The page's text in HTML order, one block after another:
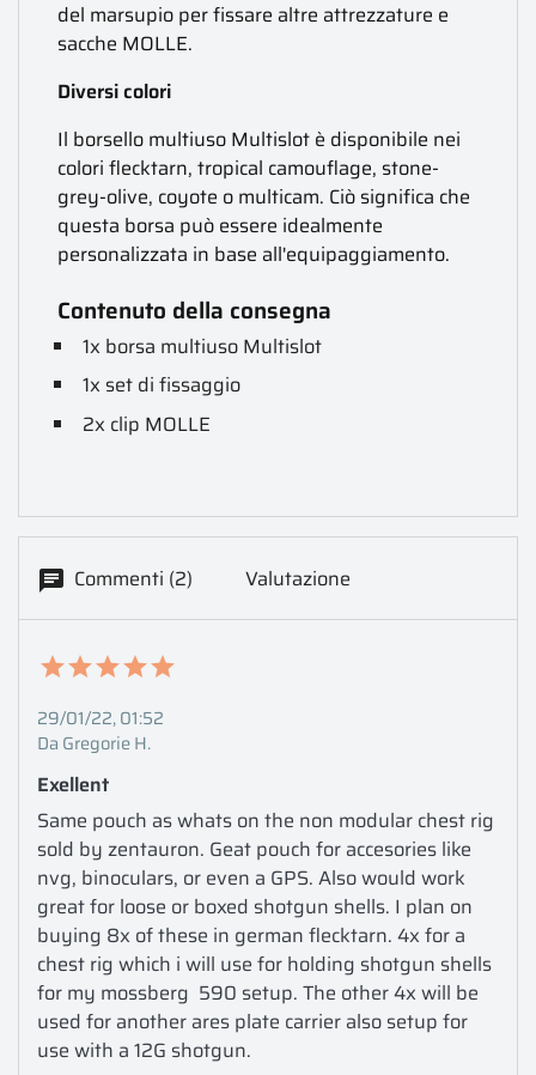
del marsupio per fissare altre attrezzature e
sacche MOLLE.
Diversi colori
Il borsello multiuso Multislot è disponibile nei
colori flecktarn, tropical camouflage, stone-
grey-olive, coyote o multicam. Ciò significa che
questa borsa può essere idealmente
personalizzata in base all'equipaggiamento.
Contenuto della consegna
1x borsa multiuso Multislot
1x set di fissaggio
2x clip MOLLE
Commenti (2) Valutazione
29/01/22, 01:52
Da Gregorie H.
Exellent
Same pouch as whats on the non modular chest rig
sold by zentauron. Geat pouch for accesories like
nvg, binoculars, or even a GPS. Also would work
great for loose or boxed shotgun shells. I plan on
buying 8x of these in german flecktarn. 4x for a
chest rig which i will use for holding shotgun shells
for my mossberg  590 setup. The other 4x will be
used for another ares plate carrier also setup for
use with a 12G shotgun.